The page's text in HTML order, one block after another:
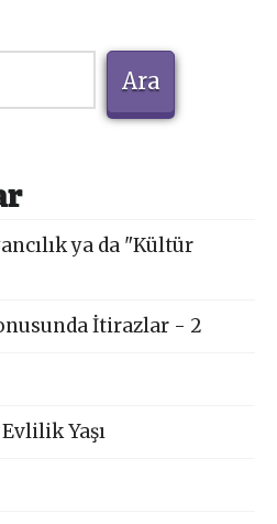
Ara
ya da "Kültür
İtirazlar - 2
Yaşı